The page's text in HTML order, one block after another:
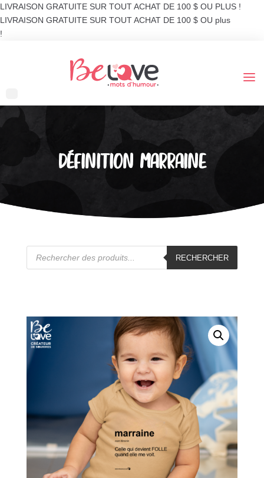
LIVRAISON GRATUITE SUR TOUT ACHAT DE 100 $ OU PLUS !
LIVRAISON GRATUITE SUR TOUT ACHAT DE 100 $ OU plus
!
DÉFINITION MARRAINE
Recherche
RECHERCHER